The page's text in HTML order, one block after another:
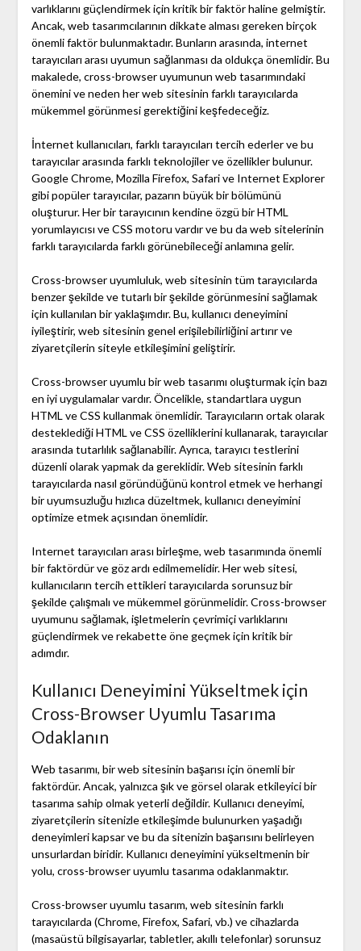
varlıklarını güçlendirmek için kritik bir faktör haline gelmiştir.
Ancak, web tasarımcılarının dikkate alması gereken birçok
önemli faktör bulunmaktadır. Bunların arasında, internet
tarayıcıları arası uyumun sağlanması da oldukça önemlidir. Bu
makalede, cross-browser uyumunun web tasarımındaki
önemini ve neden her web sitesinin farklı tarayıcılarda
mükemmel görünmesi gerektiğini keşfedeceğiz.
İnternet kullanıcıları, farklı tarayıcıları tercih ederler ve bu
tarayıcılar arasında farklı teknolojiler ve özellikler bulunur.
Google Chrome, Mozilla Firefox, Safari ve Internet Explorer
gibi popüler tarayıcılar, pazarın büyük bir bölümünü
oluşturur. Her bir tarayıcının kendine özgü bir HTML
yorumlayıcısı ve CSS motoru vardır ve bu da web sitelerinin
farklı tarayıcılarda farklı görünebileceği anlamına gelir.
Cross-browser uyumluluk, web sitesinin tüm tarayıcılarda
benzer şekilde ve tutarlı bir şekilde görünmesini sağlamak
için kullanılan bir yaklaşımdır. Bu, kullanıcı deneyimini
iyileştirir, web sitesinin genel erişilebilirliğini artırır ve
ziyaretçilerin siteyle etkileşimini geliştirir.
Cross-browser uyumlu bir web tasarımı oluşturmak için bazı
en iyi uygulamalar vardır. Öncelikle, standartlara uygun
HTML ve CSS kullanmak önemlidir. Tarayıcıların ortak olarak
desteklediği HTML ve CSS özelliklerini kullanarak, tarayıcılar
arasında tutarlılık sağlanabilir. Ayrıca, tarayıcı testlerini
düzenli olarak yapmak da gereklidir. Web sitesinin farklı
tarayıcılarda nasıl göründüğünü kontrol etmek ve herhangi
bir uyumsuzluğu hızlıca düzeltmek, kullanıcı deneyimini
optimize etmek açısından önemlidir.
Internet tarayıcıları arası birleşme, web tasarımında önemli
bir faktördür ve göz ardı edilmemelidir. Her web sitesi,
kullanıcıların tercih ettikleri tarayıcılarda sorunsuz bir
şekilde çalışmalı ve mükemmel görünmelidir. Cross-browser
uyumunu sağlamak, işletmelerin çevrimiçi varlıklarını
güçlendirmek ve rekabette öne geçmek için kritik bir
adımdır.
Kullanıcı Deneyimini Yükseltmek için
Cross-Browser Uyumlu Tasarıma
Odaklanın
Web tasarımı, bir web sitesinin başarısı için önemli bir
faktördür. Ancak, yalnızca şık ve görsel olarak etkileyici bir
tasarıma sahip olmak yeterli değildir. Kullanıcı deneyimi,
ziyaretçilerin sitenizle etkileşimde bulunurken yaşadığı
deneyimleri kapsar ve bu da sitenizin başarısını belirleyen
unsurlardan biridir. Kullanıcı deneyimini yükseltmenin bir
yolu, cross-browser uyumlu tasarıma odaklanmaktır.
Cross-browser uyumlu tasarım, web sitesinin farklı
tarayıcılarda (Chrome, Firefox, Safari, vb.) ve cihazlarda
(masaüstü bilgisayarlar, tabletler, akıllı telefonlar) sorunsuz